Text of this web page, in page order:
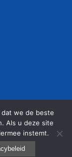
| Designed by
we de beste
Als u deze site
instemt.